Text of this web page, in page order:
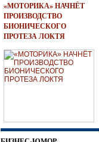
«МОТОРИКА» НАЧНЁТ
ПРОИЗВОДСТВО
БИОНИЧЕСКОГО
ПРОТЕЗА ЛОКТЯ